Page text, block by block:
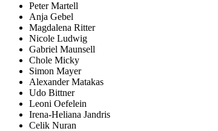
Peter Martell
Anja Gebel
Magdalena Ritter
Nicole Ludwig
Gabriel Maunsell
Chole Micky
Simon Mayer
Alexander Matakas
Udo Bittner
Leoni Oefelein
Irena-Heliana Jandris
Celik Nuran